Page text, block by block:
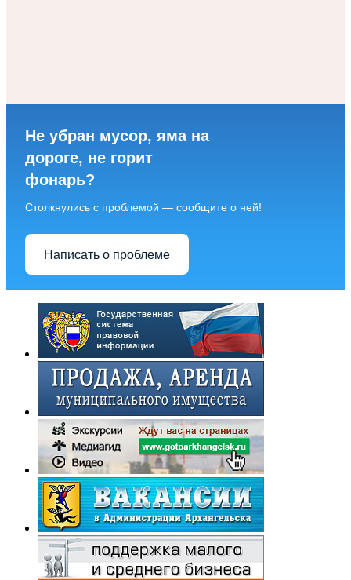
Не убран мусор, яма на
дороге, не горит
фонарь?
Столкнулись с проблемой — сообщите о ней!
Написать о проблеме